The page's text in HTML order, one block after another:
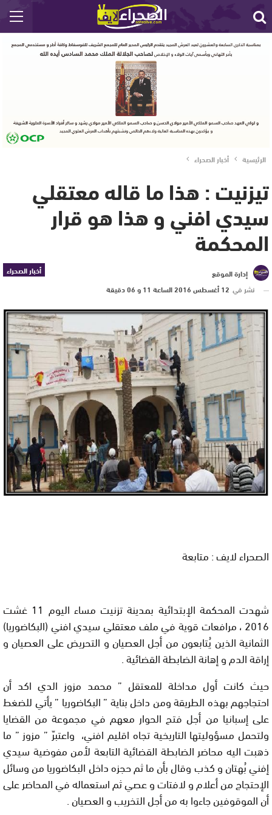
الرئيسية أخبار الصحراء
تيزنيت : هذا ما قاله معتقلي
سيدي افني و هذا هو قرار
المحكمة
أخبار الصحراء
إدارة الموقع
نشر في 12 أغسطس 2016 الساعة 11 و 06 دقيقة
الصحراء لايف : متابعة
شهدت المحكمة الإبتدائية بمدينة تزنيت مساء اليوم 11 غشت
2016 ، مرافعات قوية في ملف معتقلي سيدي افني (البكاضوريا)
الثمانية الذين يُتابعون من أجل العصيان و التحريض على العصيان و
إراقة الدم و إهانة الضابطة القضائية .
حيث كانت أول مداخلة للمعتقل ” محمد مزوز الدي اكد أن
احتجاجهم بهذه الطريقة ومن داخل بناية ” البكاضوريا ” يأتي للضغط
على إسبانيا من أجل فتح الحوار معهم في مجموعة من القضايا
ولتحمل مسؤوليتها التاريخية تجاه اقليم افني، واعتبرّ ” مزوز ” ما
ذهبت اليه محاضر الضابطة القضائية التابعة لأمن مفوضية سيدي
إفني بُهتان و كذب وقال بأن ما ثم حجزه داخل البكاضوريا من وسائل
الإحتجاج من أعلام و لافتات و عصي ثم استعماله في المحاضر على
أن الموقوفين جاءوا به من أجل التخريب و العصيان .